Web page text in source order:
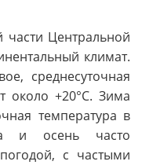
Центральной
климат.
среднесуточная
около +20°С. Зима
температура в
и осень часто
с частыми